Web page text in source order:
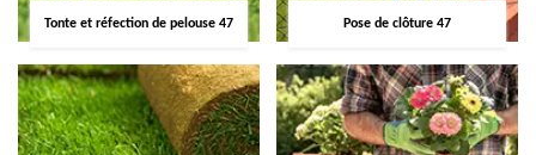
Tonte et réfection de pelouse 47 Pose de clôture 47